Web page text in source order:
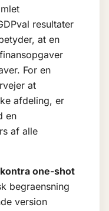
resultater
at en
For en
at
afdeling, er
en
af alle
one-shot
begraensning
version